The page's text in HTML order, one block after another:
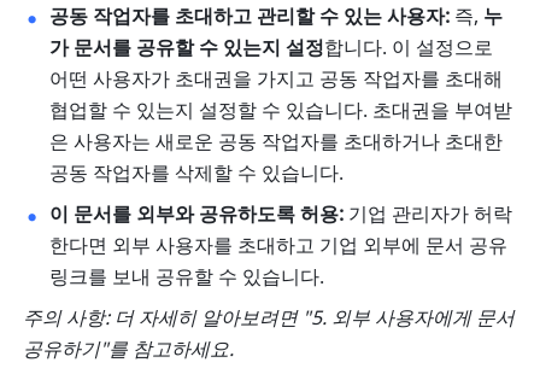
공동 작업자를 초대하고 관리할 수 있는 사용자: 즉, 누
가 문서를 공유할 수 있는지 설정합니다. 이 설정으로
어떤 사용자가 초대권을 가지고 공동 작업자를 초대해
협업할 수 있는지 설정할 수 있습니다. 초대권을 부여받
은 사용자는 새로운 공동 작업자를 초대하거나 초대한
공동 작업자를 삭제할 수 있습니다.
이 문서를 외부와 공유하도록 허용: 기업 관리자가 허락
한다면 외부 사용자를 초대하고 기업 외부에 문서 공유
링크를 보내 공유할 수 있습니다.
주의 사항: 더 자세히 알아보려면 "5. 외부 사용자에게 문서
공유하기"를 참고하세요.